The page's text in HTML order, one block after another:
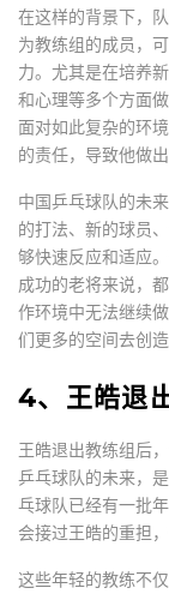
在这样的背景下，
为教练组的成员，
力。尤其是在培养
和心理等多个方面
面对如此复杂的环
的责任，导致他做出
中国乒乓球队的未
的打法、新的球员
够快速反应和适应
成功的老将来说，
作环境中无法继续
们更多的空间去创造
4、王皓退
王皓退出教练组后
乒乓球队的未来，
乓球队已经有一批
会接过王皓的重担
这些年轻的教练不